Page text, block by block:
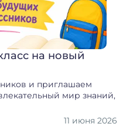
на новый
и приглашаем
мир знаний,
11 июня 2026